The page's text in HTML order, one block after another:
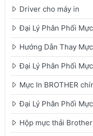
Driver cho máy in
Đại Lý Phân Phối
Hướng Dẫn Thay
Đại Lý Phân Phối
Mực In BROTHER
Đại Lý Phân Phối
Hộp mực thải Brother